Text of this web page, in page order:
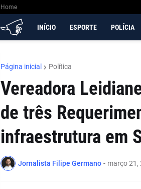
Home
INÍCIO ESPORTE POLÍCIA
Página inicial Política
Vereadora
de três
infraestrutura em
Jornalista Filipe Germano - março 21,